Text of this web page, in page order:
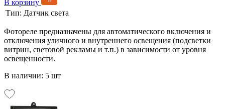
В корзину
Тип: Датчик света
Фотореле предназначены для автоматического включения и
отключения уличного и внутреннего освещения (подсветки
витрин, световой рекламы и т.п.) в зависимости от уровня
освещенности.
В наличии: 5 шт